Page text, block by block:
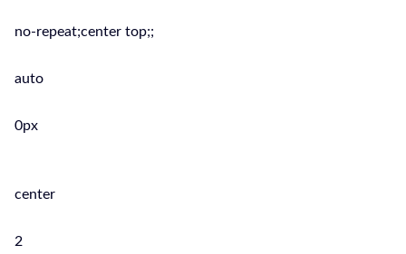
no-repeat;center top;;
auto
0px
center
2